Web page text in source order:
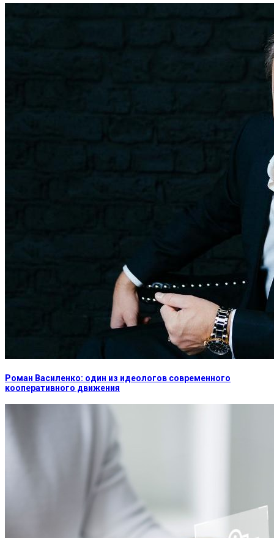
Роман Василенко: один из идеологов современного
кооперативного движения